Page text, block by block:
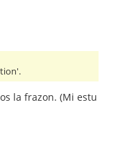
la frazon. (Mi estu